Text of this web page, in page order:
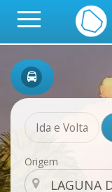
Ida e Volta
Origem